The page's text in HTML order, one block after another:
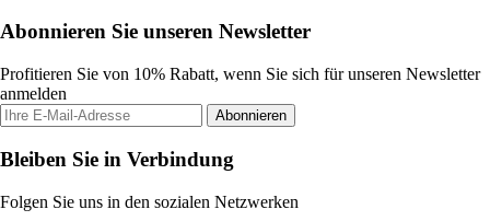
Abonnieren Sie unseren Newsletter
Profitieren Sie von 10% Rabatt, wenn Sie sich für unseren Newsletter
anmelden
Abonnieren
Bleiben Sie in Verbindung
Folgen Sie uns in den sozialen Netzwerken